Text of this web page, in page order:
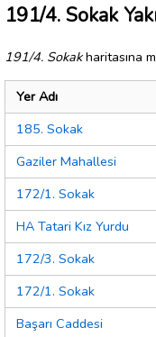
191/4. Sokak
191/4. Sokakharitasına
Yer Adı
185. Sokak
Gaziler Mahallesi
172/1. Sokak
HA Tatari Kız Yurdu
172/3. Sokak
172/1. Sokak
Başarı Caddesi